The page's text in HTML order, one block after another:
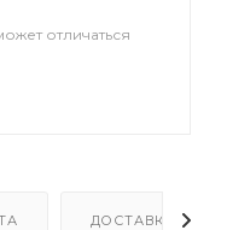
отличаться
ДОСТАВКА